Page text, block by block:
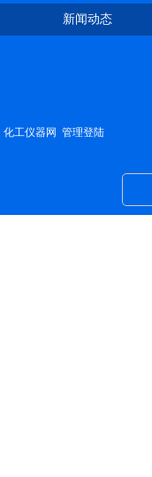
新闻动态
化工仪器网 管理登陆